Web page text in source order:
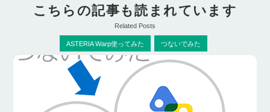
こちらの記事も読まれています
Related Posts
ASTERIA Warp使ってみた つないでみた